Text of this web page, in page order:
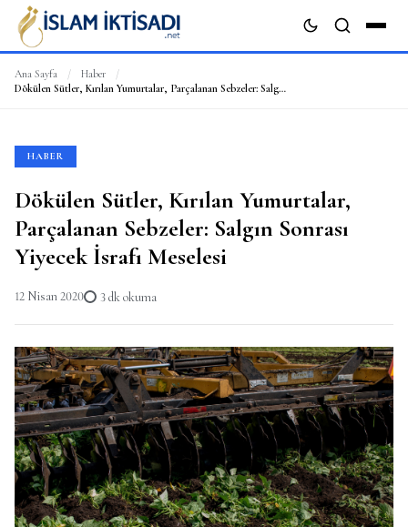
ARA
Ana Sayfa / Haber
/
Dökülen Sütler, Kırılan Yumurtalar, Parçalanan Sebzeler: Salgın Sonrası Yiyecek İsrafı Meselesi
HABER
Dökülen Sütler, Kırılan Yumurtalar,
Parçalanan Sebzeler: Salgın Sonrası
Yiyecek İsrafı Meselesi
12 Nisan 2020 3 dk okuma